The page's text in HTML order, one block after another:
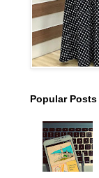
Popular Posts